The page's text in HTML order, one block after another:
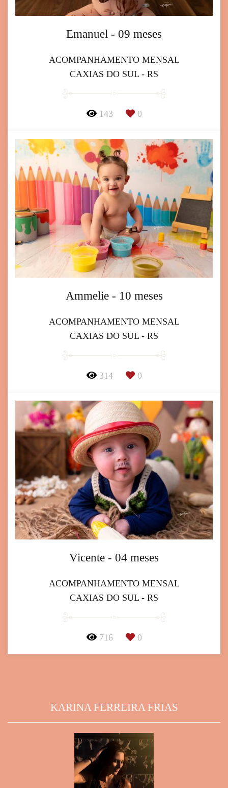
Emanuel - 09 meses
ACOMPANHAMENTO MENSAL
CAXIAS DO SUL - RS
143 0
Ammelie - 10 meses
ACOMPANHAMENTO MENSAL
CAXIAS DO SUL - RS
314 0
Vicente - 04 meses
ACOMPANHAMENTO MENSAL
CAXIAS DO SUL - RS
716 0
KARINA FERREIRA FRIAS